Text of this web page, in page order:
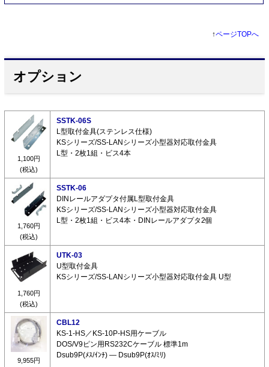
↑ページTOPへ
オプション
1,100円
(税込)
SSTK-06S
L型取付金具(ステンレス仕様)
KSシリーズ/SS-LANシリーズ小型器対応取付金具
L型・2枚1組・ビス4本
1,760円
(税込)
SSTK-06
DINレールアダプタ付属L型取付金具
KSシリーズ/SS-LANシリーズ小型器対応取付金具
L型・2枚1組・ビス4本・DINレールアダプタ2個
1,760円
(税込)
UTK-03
U型取付金具
KSシリーズ/SS-LANシリーズ小型器対応取付金具 U型
9,955円
CBL12
KS-1-HS／KS-10P-HS用ケーブル
DOS/V9ピン用RS232Cケーブル 標準1m
Dsub9P(ﾒｽ/ｲﾝﾁ) ― Dsub9P(ｵｽ/ﾐﾘ)